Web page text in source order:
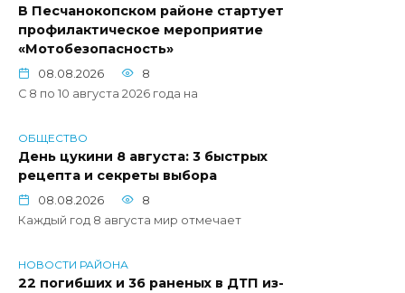
В Песчанокопском районе стартует
профилактическое мероприятие
«Мотобезопасность»
08.08.2026
8
С 8 по 10 августа 2026 года на
ОБЩЕСТВО
День цукини 8 августа: 3 быстрых
рецепта и секреты выбора
08.08.2026
8
Каждый год 8 августа мир отмечает
НОВОСТИ РАЙОНА
22 погибших и 36 раненых в ДТП из-